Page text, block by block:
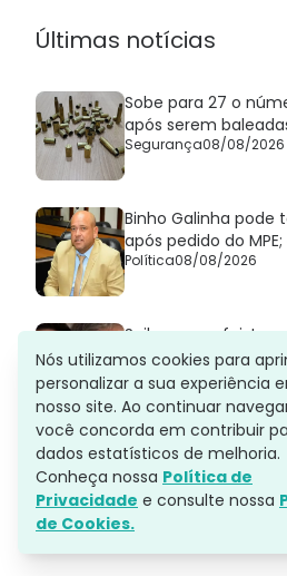
Últimas notícias
Sobe para 27 o
após serem
Segurança08/08/2026
Binho Galinha pode
após pedido do
Política08/08/2026
Saiba quem foi
Messi que morreu
Futebol08/08/2026
Fundador de facção
ordenar sequestro
Salvador
Segurança 08/08/2026
Nós utilizamos cookies para
personalizar a sua experiência
nosso site. Ao continuar
você concorda em contribuir
dados estatísticos de melhoria.
Conheça nossa Política de
Privacidade e consulte nossa
de Cookies.